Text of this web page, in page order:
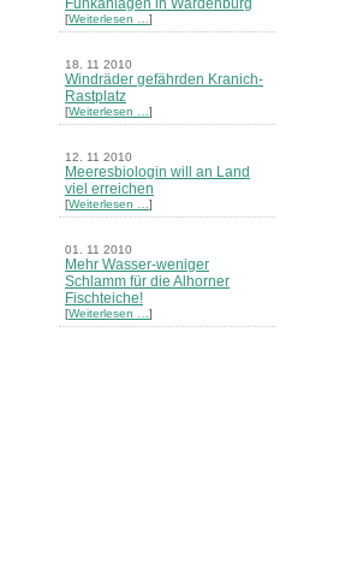
[Weiterlesen … ]
18. 11 2010
Windräder gefährden Kranich-
Rastplatz
[Weiterlesen … ]
12. 11 2010
Meeresbiologin will an Land
viel erreichen
[Weiterlesen … ]
01. 11 2010
Mehr Wasser-weniger
Schlamm für die Alhorner
Fischteiche!
[Weiterlesen … ]